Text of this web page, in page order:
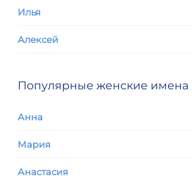
Илья
Алексей
Популярные женские имена
Анна
Мария
Анастасия